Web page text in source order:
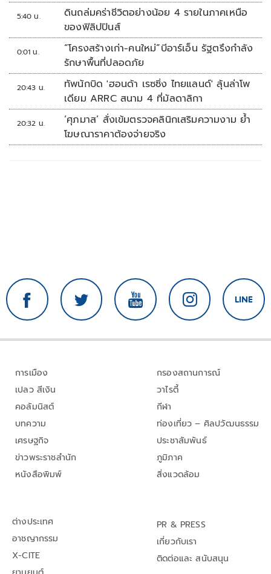
5:40 น.
ดินถล่มคร่าชีวิตอย่างน้อย 4 รายในภาคเหนือ
ของฟิลิปปินส์
0:01 น.
“โครงสร้างเก่า-คนใหม่”บีอาร์เอ็น รัฐตรึงกำลัง
รักษาพื้นที่ปลอดภัย
20:43 น.
ทัพนักบิด 'ฮอนด้า เรซซิ่ง ไทยแลนด์' ลุ้นล่าโพ
เดียม ARRC สนาม 4 ที่มัลดาลิกา
20:32 น.
‘ศุภมาส’ สั่งเข้มตรวจคลินิกเสริมความงาม ย้ำ
โฆษณาราคาต้องจ่ายจริง
การเมือง
เปลว สีเงิน
คอลัมนิสต์
บทความ
เศรษฐกิจ
ข่าวพระราชสำนัก
หนังสือพิมพ์
กรองสถานการณ์
วาไรตี้
กีฬา
ท่องเที่ยว – ศิลปวัฒนธรรม
ประชาสัมพันธ์
ภูมิภาค
สิ่งแวดล้อม
ต่างประเทศ
อาชญากรรม
X-CITE
PR & PRESS
เกี่ยวกับเรา
ติดต่อและ สนับสนุน